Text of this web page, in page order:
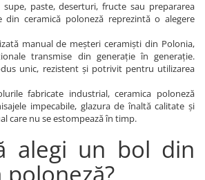
supe, paste, deserturi, fructe sau prepararea
din ceramică poloneză reprezintă o alegere
manual de meșteri ceramiști din Polonia,
transmise din generație în generație.
unic, rezistent și potrivit pentru utilizarea
fabricate industrial, ceramica poloneză
impecabile, glazura de înaltă calitate și
care nu se estompează în timp.
alegi un bol din